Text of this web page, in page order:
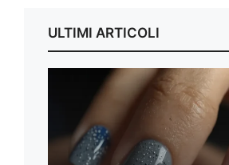
ULTIMI ARTICOLI